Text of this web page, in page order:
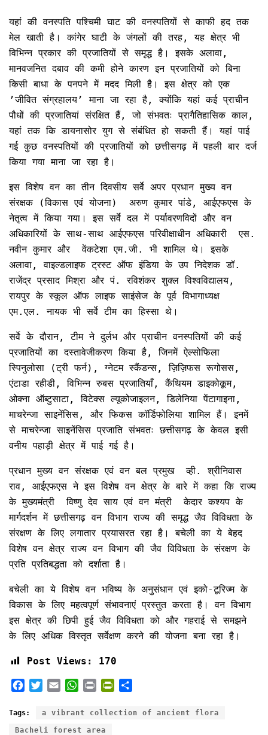
यहां की वनस्पति पश्चिमी घाट की वनस्पतियों से काफी हद तक
मेल खाती है। कांगेर घाटी के जंगलों की तरह, यह क्षेत्र भी
विभिन्न प्रकार की प्रजातियों से समृद्ध है। इसके अलावा,
मानवजनित दबाव की कमी होने कारण इन प्रजातियों को बिना
किसी बाधा के पनपने में मदद मिली है। इस क्षेत्र को एक
’जीवित संग्रहालय’ माना जा रहा है, क्योंकि यहां कई प्राचीन
पौधों की प्रजातियां संरक्षित हैं, जो संभवतः प्रागैतिहासिक काल,
यहां तक कि डायनासोर युग से संबंधित हो सकती हैं। यहां पाई
गई कुछ वनस्पतियों की प्रजातियों को छत्तीसगढ़ में पहली बार दर्ज
किया गया माना जा रहा है।
इस विशेष वन का तीन दिवसीय सर्वे अपर प्रधान मुख्य वन
संरक्षक (विकास एवं योजना) अरुण कुमार पांडे, आईएफएस के
नेतृत्व में किया गया। इस सर्वे दल में पर्यावरणविदों और वन
अधिकारियों के साथ-साथ आईएफएस परिवीक्षाधीन अधिकारी एस.
नवीन कुमार और वेंकटेशा एम.जी. भी शामिल थे। इसके
अलावा, वाइल्डलाइफ ट्रस्ट ऑफ इंडिया के उप निदेशक डॉ.
राजेंद्र प्रसाद मिश्रा और पं. रविशंकर शुक्ल विश्वविद्यालय,
रायपुर के स्कूल ऑफ लाइफ साइंसेज के पूर्व विभागाध्यक्ष
एम.एल. नायक भी सर्वे टीम का हिस्सा थे।
सर्वे के दौरान, टीम ने दुर्लभ और प्राचीन वनस्पतियों की कई
प्रजातियों का दस्तावेजीकरण किया है, जिनमें ऐल्सोफिला
स्पिनुलोसा (ट्री फर्न), ग्नेटम स्कैंडन्स, ज़िज़िफस रूगोसस,
एंटाडा रहीडी, विभिन्न रुबस प्रजातियाँ, कैंथियम डाइकोकूम,
ओक्ना ऑब्टुसाटा, विटेक्स ल्यूकोजाइलन, डिलेनिया पेंटागाइना,
माचरेन्जा साइनेंसिस, और फिकस कॉर्डिफोलिया शामिल हैं। इनमें
से माचरेन्जा साइनेंसिस प्रजाति संभवतः छत्तीसगढ़ के केवल इसी
वनीय पहाड़ी क्षेत्र में पाई गई है।
प्रधान मुख्य वन संरक्षक एवं वन बल प्रमुख व्ही. श्रीनिवास
राव, आईएफएस ने इस विशेष वन क्षेत्र के बारे में कहा कि राज्य
के मुख्यमंत्री विष्णु देव साय एवं वन मंत्री केदार कश्यप के
मार्गदर्शन में छत्तीसगढ़ वन विभाग राज्य की समृद्ध जैव विविधता के
संरक्षण के लिए लगातार प्रयासरत रहा है। बचेली का ये बेहद
विशेष वन क्षेत्र राज्य वन विभाग की जैव विविधता के संरक्षण के
प्रति प्रतिबद्धता को दर्शाता है।
बचेली का ये विशेष वन भविष्य के अनुसंधान एवं इको-टूरिज्म के
विकास के लिए महत्वपूर्ण संभावनाएं प्रस्तुत करता है। वन विभाग
इस क्षेत्र की छिपी हुई जैव विविधता को और गहराई से समझने
के लिए अधिक विस्तृत सर्वेक्षण करने की योजना बना रहा है।
Post Views: 170
c
e
i
t
a
a
t
i
i
a
Tags: a vibrant collection of ancient flora
Bacheli forest area